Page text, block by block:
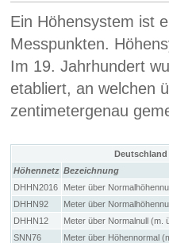
Ein Höhensystem ist
Messpunkten.
Im 19. Jahrhundert
etabliert, an welchen
zentimetergenau
Höhennetz Bezeichnung
DHHN2016
Meter über
DHHN92
Meter über
DHHN12
Meter über Normalnull (m.
SNN76
Meter über Höhennormal